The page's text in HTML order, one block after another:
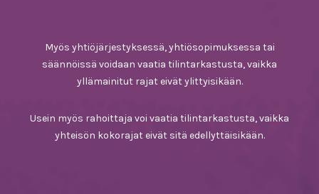
Myös yhtiöjärjestyksessä, yhtiösopimuksessa tai
säännöissä voidaan vaatia tilintarkastusta, vaikka
yllämainitut rajat eivät ylittyisikään.
Usein myös rahoittaja voi vaatia tilintarkastusta, vaikka
yhteisön kokorajat eivät sitä edellyttäisikään.